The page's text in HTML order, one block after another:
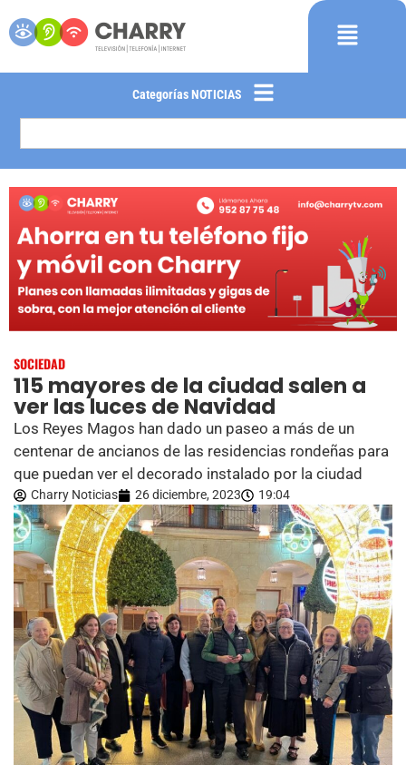
Categorías NOTICIAS
SOCIEDAD
115 mayores de la ciudad salen a
ver las luces de Navidad
Los Reyes Magos han dado un paseo a más de un
centenar de ancianos de las residencias rondeñas para
que puedan ver el decorado instalado por la ciudad
Charry Noticias 26 diciembre, 2023 19:04